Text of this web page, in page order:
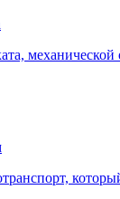
механической